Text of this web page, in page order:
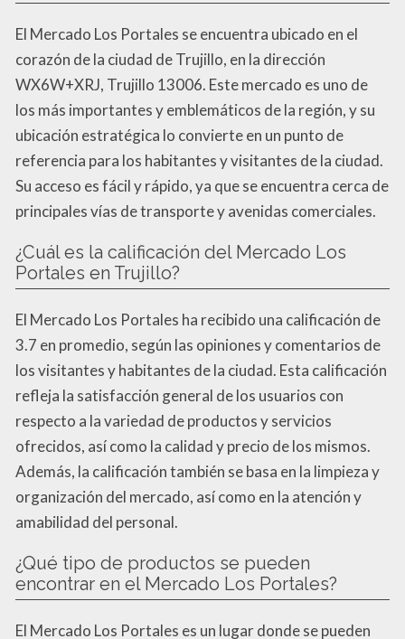
El Mercado Los Portales se encuentra ubicado en el
corazón de la ciudad de Trujillo, en la dirección
WX6W+XRJ, Trujillo 13006. Este mercado es uno de
los más importantes y emblemáticos de la región, y su
ubicación estratégica lo convierte en un punto de
referencia para los habitantes y visitantes de la ciudad.
Su acceso es fácil y rápido, ya que se encuentra cerca de
principales vías de transporte y avenidas comerciales.
¿Cuál es la calificación del Mercado Los
Portales en Trujillo?
El Mercado Los Portales ha recibido una calificación de
3.7 en promedio, según las opiniones y comentarios de
los visitantes y habitantes de la ciudad. Esta calificación
refleja la satisfacción general de los usuarios con
respecto a la variedad de productos y servicios
ofrecidos, así como la calidad y precio de los mismos.
Además, la calificación también se basa en la limpieza y
organización del mercado, así como en la atención y
amabilidad del personal.
¿Qué tipo de productos se pueden
encontrar en el Mercado Los Portales?
El Mercado Los Portales es un lugar donde se pueden